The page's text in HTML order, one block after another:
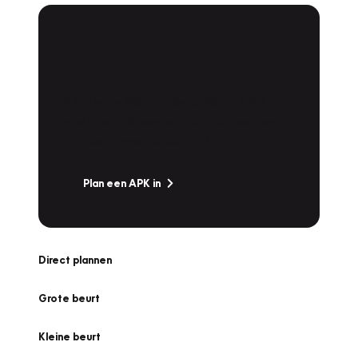
Plan een APK in
Direct plannen
Grote beurt
Kleine beurt